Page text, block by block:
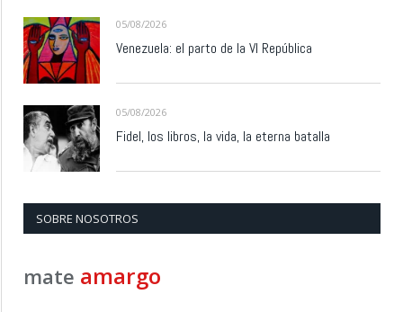
05/08/2026
Venezuela: el parto de la VI República
05/08/2026
Fidel, los libros, la vida, la eterna batalla
SOBRE NOSOTROS
mate amargo